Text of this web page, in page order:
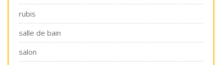
rubis
salle de bain
salon